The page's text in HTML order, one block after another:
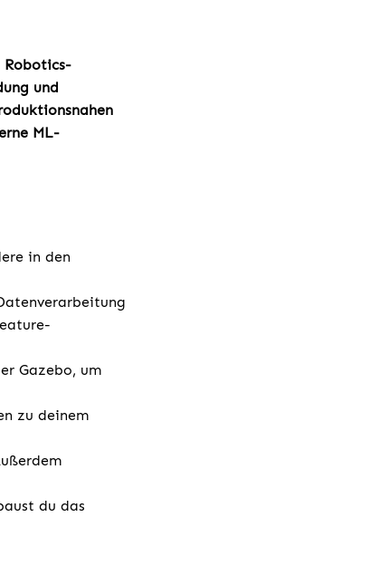
Robotics-
und
ML-
in den
Gazebo, um
zu deinem
du das